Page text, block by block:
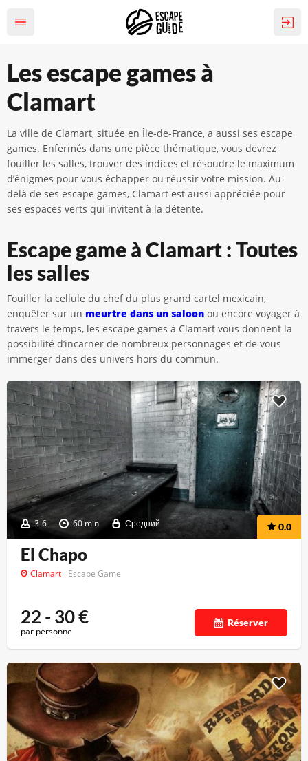
Les escape games à
Clamart
La ville de Clamart, située en Île-de-France, a aussi ses escape
games. Enfermés dans une pièce thématique, vous devrez
fouiller les salles, trouver des indices et résoudre le maximum
d’énigmes pour vous échapper ou réussir votre mission. Au-
delà de ses escape games, Clamart est aussi appréciée pour
ses espaces verts qui invitent à la détente.
Escape game à Clamart : Toutes
les salles
Fouiller la cellule du chef du plus grand cartel mexicain,
enquêter sur un meurtre dans un saloon ou encore voyager à
travers le temps, les escape games à Clamart vous donnent la
possibilité d’incarner de nombreux personnages et de vous
immerger dans des univers hors du commun.
3-6 60 min Средний 0.0
El Chapo
Clamart Escape Game
22 - 30€
par personne
Réserver